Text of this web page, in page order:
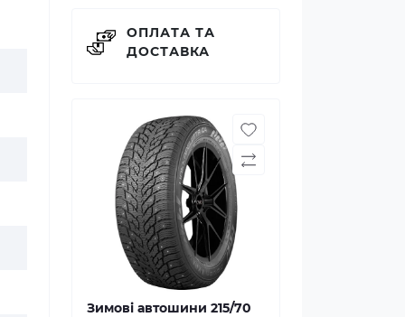
ОПЛАТА ТА
ДОСТАВКА
Зимові автошини 215/70